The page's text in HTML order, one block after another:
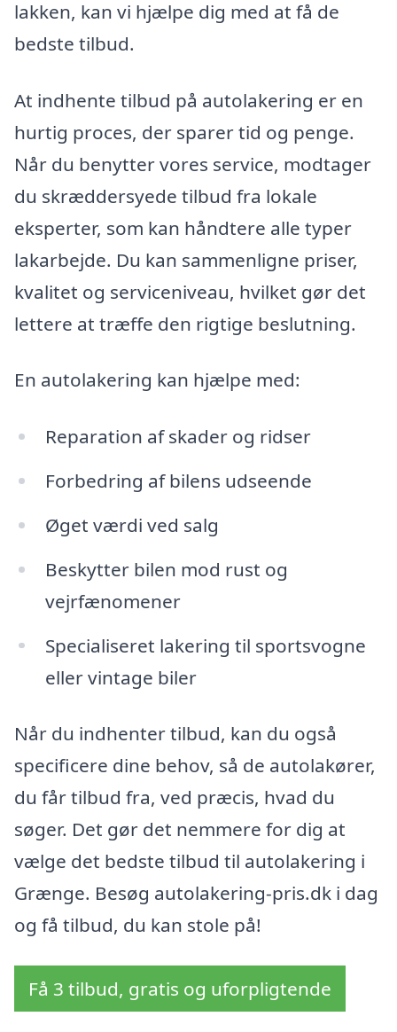
lakken, kan vi hjælpe dig med at få de
bedste tilbud.
At indhente tilbud på autolakering er en
hurtig proces, der sparer tid og penge.
Når du benytter vores service, modtager
du skræddersyede tilbud fra lokale
eksperter, som kan håndtere alle typer
lakarbejde. Du kan sammenligne priser,
kvalitet og serviceniveau, hvilket gør det
lettere at træffe den rigtige beslutning.
En autolakering kan hjælpe med:
Reparation af skader og ridser
Forbedring af bilens udseende
Øget værdi ved salg
Beskytter bilen mod rust og
vejrfænomener
Specialiseret lakering til sportsvogne
eller vintage biler
Når du indhenter tilbud, kan du også
specificere dine behov, så de autolakører,
du får tilbud fra, ved præcis, hvad du
søger. Det gør det nemmere for dig at
vælge det bedste tilbud til autolakering i
Grænge. Besøg autolakering-pris.dk i dag
og få tilbud, du kan stole på!
Få 3 tilbud, gratis og uforpligtende